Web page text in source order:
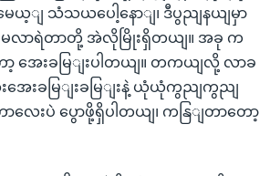
ယ့ျ သံသယပေါ့နောျ၊ ဒီပွညျနယျမှာ
မလာရဲတာတို့ အဲလိုမြိုးရှိတယျ။ အခု က
အေးခမြျးပါတယျ။ တကယျလို့ လာခ
အေးခမြျးခမြျးနဲ့ ယုံယုံကွညျကွညျ
ေးပဲ ပွောဖို့ရှိပါတယျ၊ ကနြျတာတော့